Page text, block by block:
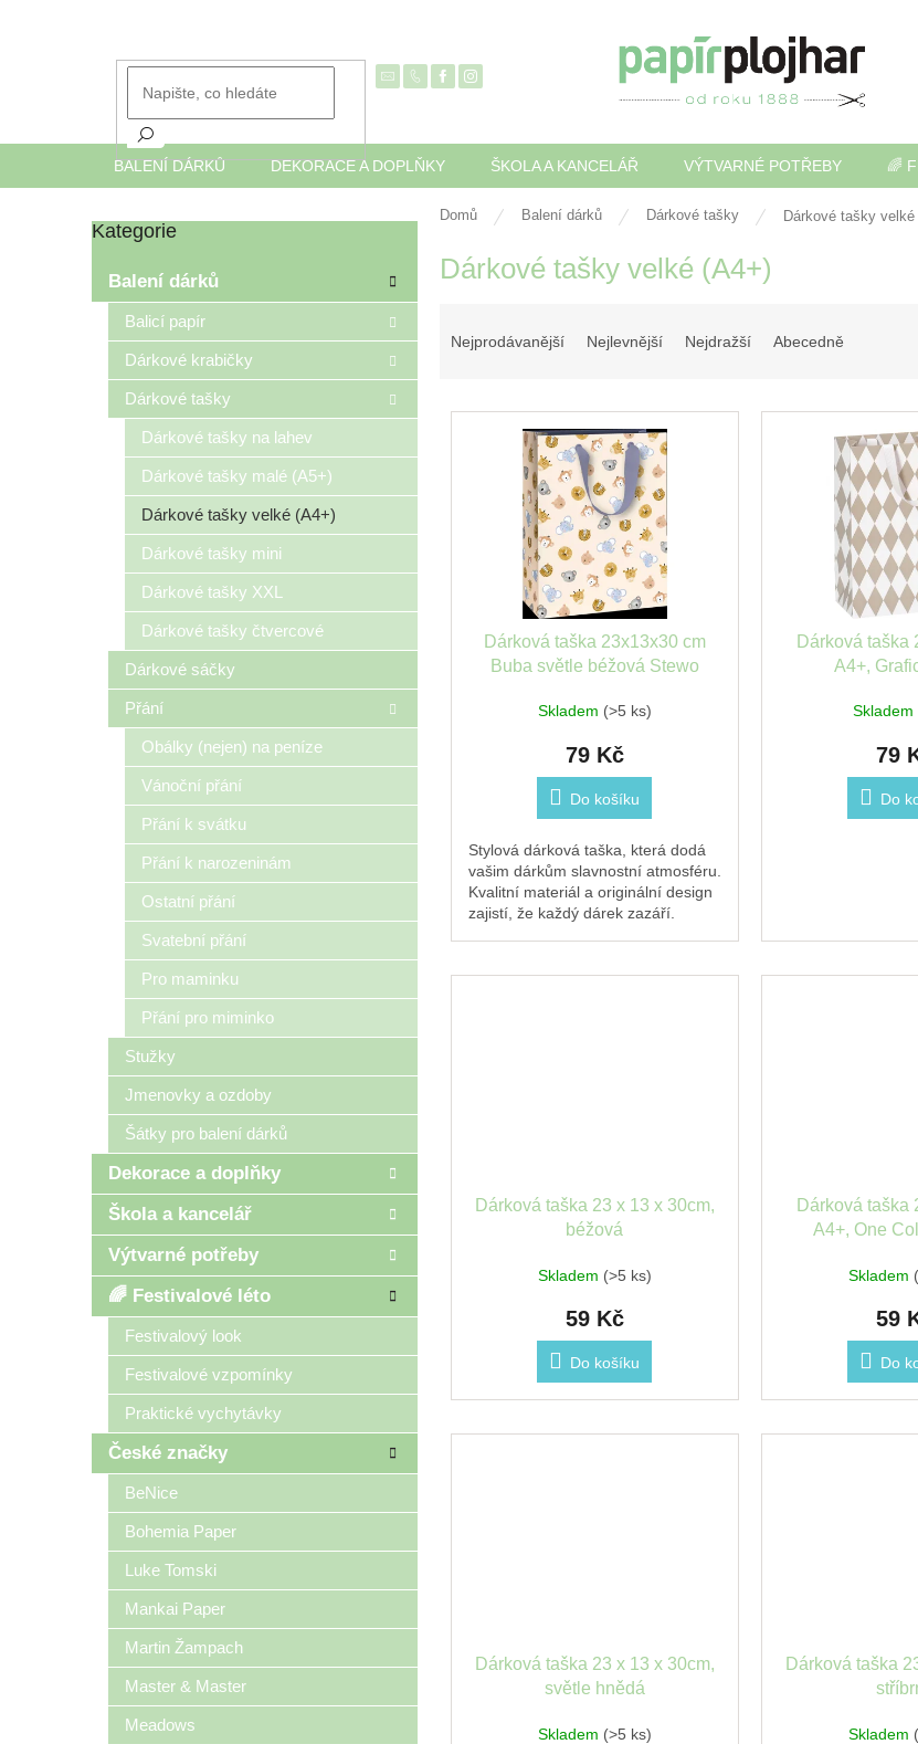
BALENÍ DÁRKŮ DEKORACE A DOPLŇKY ŠKOLA A KANCELÁŘ VÝTVARNÉ POTŘEBY 🌈
Domů Balení dárků Dárkové tašky Dárkové tašky velké
P
Přeskočit
Kategorie
Balení dárků
Balicí papír
Dárkové krabičky
Dárkové tašky
Dárkové tašky na lahev
Dárkové tašky malé (A5+)
Dárkové tašky velké (A4+)
Dárkové tašky mini
Dárkové tašky XXL
Dárkové tašky čtvercové
Dárkové sáčky
Přání
Obálky (nejen) na peníze
Vánoční přání
Přání k svátku
Přání k narozeninám
Ostatní přání
Svatební přání
Pro maminku
Přání pro miminko
Stužky
Jmenovky a ozdoby
Šátky pro balení dárků
Dekorace a doplňky
Škola a kancelář
Výtvarné potřeby
🌈 Festivalové léto
Festivalový look
Festivalové vzpomínky
Praktické vychytávky
České značky
BeNice
Bohemia Paper
Luke Tomski
Mankai Paper
Martin Žampach
Master & Master
Meadows
Dárkové tašky velké (A4+)
Nejprodávanější Nejlevnější Nejdražší Abecedně
V
Dárková taška 23x13x30 cm
Buba světle béžová Stewo
Skladem (>5 ks)
79 Kč
Do košíku
Stylová dárková taška, která dodá
vašim dárkům slavnostní atmosféru.
Kvalitní materiál a originální design
zajistí, že každý dárek zazáří.
Dárková taška
A4+,
Skladem
79
Do
Dárková taška 23 x 13 x 30cm,
béžová
Skladem (>5 ks)
59 Kč
Do košíku
Dárková taška
A4+, One
Skladem
59
Do
Dárková taška 23 x 13 x 30cm,
světle hnědá
Skladem (>5 ks)
Dárková taška
Skladem